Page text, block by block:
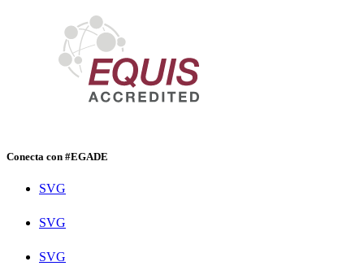
Conecta con #EGADE
SVG
SVG
SVG